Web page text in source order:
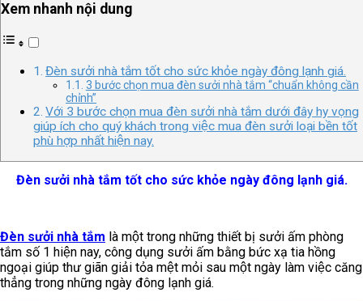
Xem nhanh nội dung
Đèn sưởi nhà tắm tốt cho sức khỏe ngày đông lạnh giá.
3 bước chọn mua đèn sưởi nhà tắm “chuẩn không cần
chỉnh”
Với 3 bước chọn mua đèn sưởi nhà tắm dưới đây hy vọng
giúp ích cho quý khách trong việc mua đèn sưởi loại bền tốt
phù hợp nhất hiện nay.
Đèn sưởi nhà tắm tốt cho sức khỏe ngày đông lạnh giá.
Đèn sưởi nhà tắm là một trong những thiết bị sưởi ấm phòng
tắm số 1 hiện nay, công dụng sưởi ấm bằng bức xạ tia hồng
ngoại giúp thư giãn giải tỏa mệt mỏi sau một ngày làm việc căng
thẳng trong những ngày đông lạnh giá.